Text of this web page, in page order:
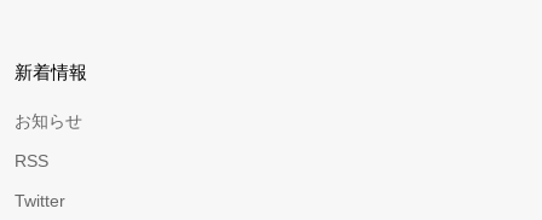
新着情報
お知らせ
RSS
Twitter